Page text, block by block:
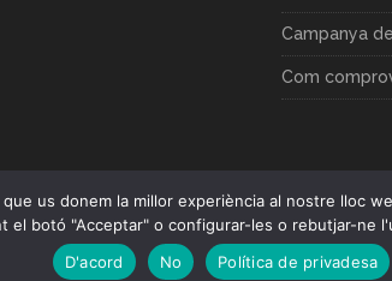
Campanya
Com
us donem la millor experiència al nostre lloc
el botó "Acceptar" o configurar-les o rebutjar-ne
D'acord
No Política de privadesa